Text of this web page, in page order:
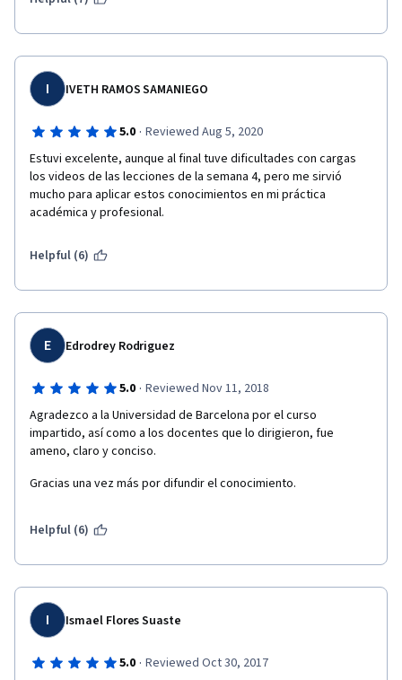
I IVETH RAMOS SAMANIEGO
5.0 · Reviewed Aug 5, 2020
Estuvi excelente, aunque al final tuve dificultades con cargas
los videos de las lecciones de la semana 4, pero me sirvió
mucho para aplicar estos conocimientos en mi práctica
académica y profesional.
Helpful (6)
E Edrodrey Rodriguez
5.0 · Reviewed Nov 11, 2018
Agradezco a la Universidad de Barcelona por el curso
impartido, así como a los docentes que lo dirigieron, fue
ameno, claro y conciso.
Gracias una vez más por difundir el conocimiento.
Helpful (6)
I Ismael Flores Suaste
5.0 · Reviewed Oct 30, 2017